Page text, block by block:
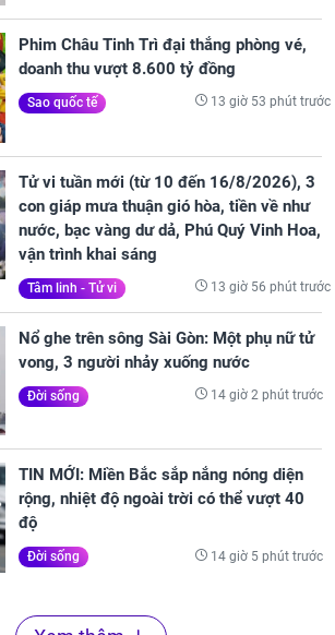
Phim Châu Tinh Trì đại thắng phòng vé,
doanh thu vượt 8.600 tỷ đồng
Sao quốc tế 13 giờ 53 phút trước
Tử vi tuần mới (từ 10 đến 16/8/2026), 3
con giáp mưa thuận gió hòa, tiền về như
nước, bạc vàng dư dả, Phú Quý Vinh Hoa,
vận trình khai sáng
Tâm linh - Tử vi 13 giờ 56 phút trước
Nổ ghe trên sông Sài Gòn: Một phụ nữ tử
vong, 3 người nhảy xuống nước
Đời sống 14 giờ 2 phút trước
TIN MỚI: Miền Bắc sắp nắng nóng diện
rộng, nhiệt độ ngoài trời có thể vượt 40
độ
Đời sống 14 giờ 5 phút trước